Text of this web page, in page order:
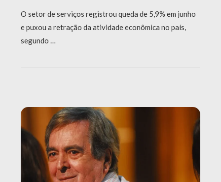
O setor de serviços registrou queda de 5,9% em junho
e puxou a retração da atividade econômica no país,
segundo …